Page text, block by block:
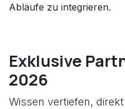
Abläufe zu integrieren.
Exklusive
2026
Wissen vertiefen,